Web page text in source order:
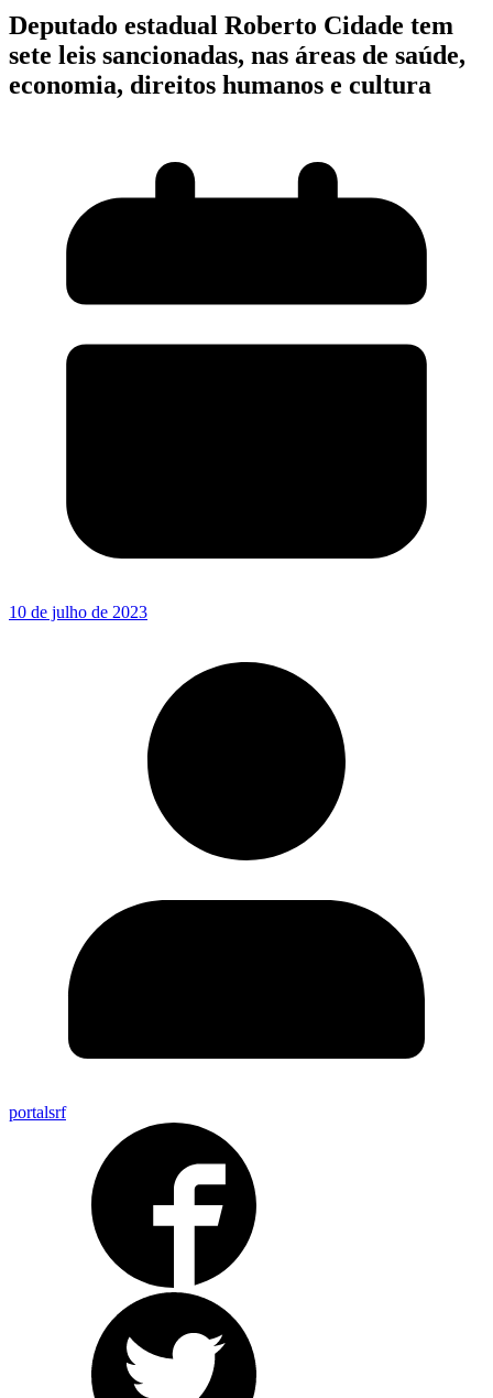
Deputado estadual Roberto Cidade tem
sete leis sancionadas, nas áreas de saúde,
economia, direitos humanos e cultura
10 de julho de 2023
portalsrf